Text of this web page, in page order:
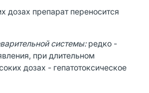
дозах препарат переносится
системы:редко -
при длительном
дозах - гепатотоксическое